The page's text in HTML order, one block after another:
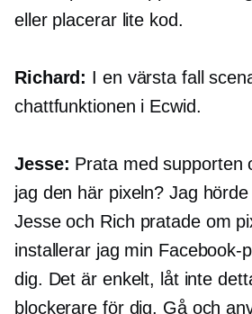
eller placerar lite kod.
Richard: I en värsta fall
chattfunktionen i Ecwid.
Jesse: Prata med supporten
jag den här pixeln? Jag
Jesse och Rich pratade om
installerar jag min Facebook-
dig. Det är enkelt, låt inte
blockerare för dig. Gå och